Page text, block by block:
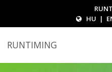
HU |
RUNTIMING